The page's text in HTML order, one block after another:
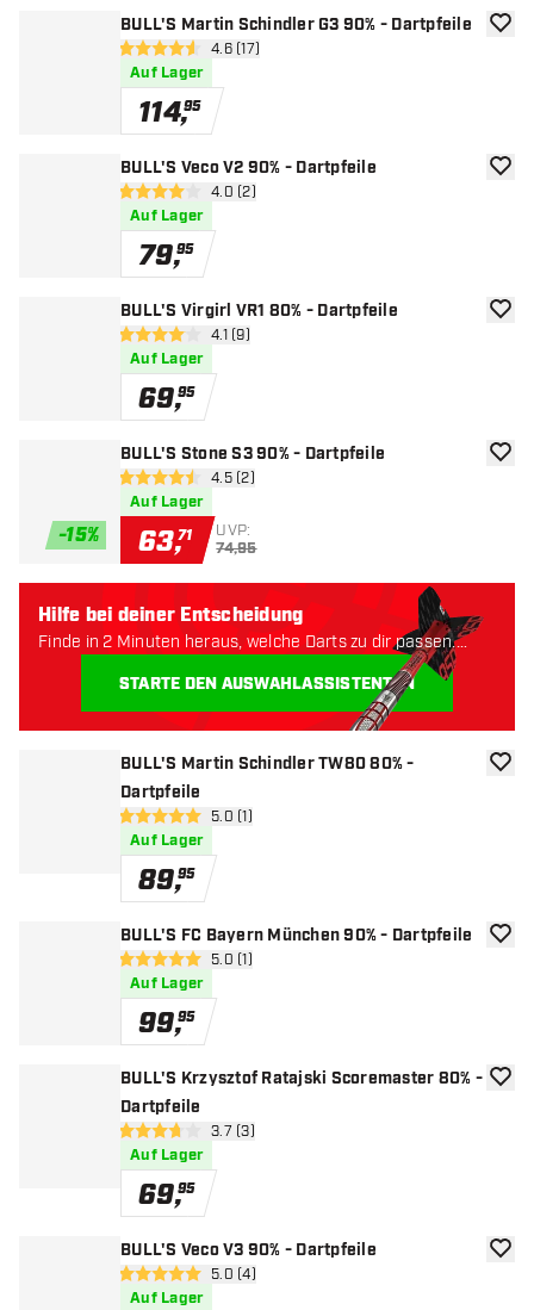
BULL'S Martin Schindler G3 90% - Dartpfeile
Bewertungsbereich öffnen
4.6 Bewertungssterne
4.6 (17)
Auf Lager
114,95
Zur
BULL'S Veco V2 90% - Dartpfeile
Bewertungsbereich öffnen
4 Bewertungssterne
4.0 (2)
Auf Lager
79,95
Zur
BULL'S Virgirl VR1 80% - Dartpfeile
Bewertungsbereich öffnen
4.1 Bewertungssterne
4.1 (9)
Auf Lager
69,95
Zur
-15%
BULL'S Stone S3 90% - Dartpfeile
Bewertungsbereich öffnen
4.5 Bewertungssterne
4.5 (2)
Auf Lager
63,71 UVP:
74,95
Zur
BULL'S Martin Schindler TW80 80% -
Dartpfeile
Bewertungsbereich öffnen
5 Bewertungssterne
5.0 (1)
Auf Lager
89,95
Zur
BULL'S FC Bayern München 90% - Dartpfeile
Bewertungsbereich öffnen
5 Bewertungssterne
5.0 (1)
Auf Lager
99,95
Zur
BULL'S Krzysztof Ratajski Scoremaster 80% -
Dartpfeile
Bewertungsbereich öffnen
3.7 Bewertungssterne
3.7 (3)
Auf Lager
69,95
Zur
BULL'S Veco V3 90% - Dartpfeile
Bewertungsbereich öffnen
5 Bewertungssterne
5.0 (4)
Auf Lager
Zur
Hilfe bei deiner Entscheidung
Finde in 2 Minuten heraus, welche Darts zu dir passen.
STARTE DEN AUSWAHLASSISTENTEN